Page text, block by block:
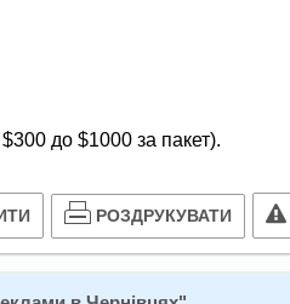
до $1000 за пакет).
РОЗДРУКУВАТИ